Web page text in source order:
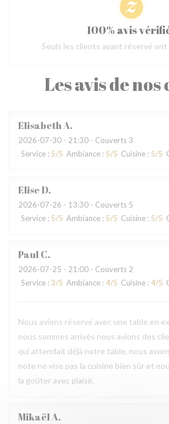
Les avis de
ElisabethA
2026-07-30 - 21:30 - Couverts 3
Service : 5/5 Ambiance : 5/5 Cuisine : 5/5
EliseD
2026-07-26 - 13:30 - Couverts 5
Service : 5/5 Ambiance : 5/5 Cuisine : 5/5
PaulC
2026-07-25 - 21:00 - Couverts 2
Service : 3/5 Ambiance : 4/5 Cuisine : 4/5
Nous avions réservé avec une table en
nous sommes arrivés nous avions des
qui attendait déjà notre table, nous
note ne vise pas la cuisine bien sûr et
la goûter avec plaisir.
MikaëlA
100% avis
Seuls les clients ayant réservé ont